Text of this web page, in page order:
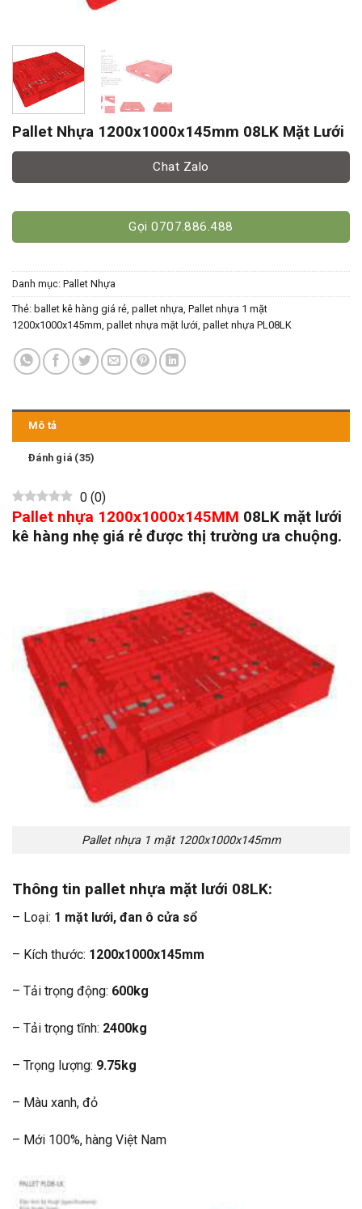
Pallet Nhựa 1200x1000x145mm 08LK Mặt Lưới
Chat Zalo
Gọi 0707.886.488
Danh mục: Pallet Nhựa
Thẻ: ballet kê hàng giá rẻ, pallet nhựa, Pallet nhựa 1 mặt
1200x1000x145mm, pallet nhựa mặt lưới, pallet nhựa PL08LK
Mô tả
Đánh giá (35)
0 (0)
Pallet nhựa 1200x1000x145MM 08LK mặt lưới
kê hàng nhẹ giá rẻ được thị trường ưa chuộng.
Pallet nhựa 1 mặt 1200x1000x145mm
Thông tin pallet nhựa mặt lưới 08LK:
– Loại: 1 mặt lưới, đan ô cửa sổ
– Kích thước: 1200x1000x145mm
– Tải trọng động: 600kg
– Tải trọng tĩnh: 2400kg
– Trọng lượng: 9.75kg
– Màu xanh, đỏ
– Mới 100%, hàng Việt Nam